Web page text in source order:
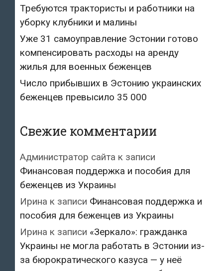
Требуются трактористы и работники на
уборку клубники и малины
Уже 31 самоуправление Эстонии готово
компенсировать расходы на аренду
жилья для военных беженцев
Число прибывших в Эстонию украинских
беженцев превысило 35 000
Свежие комментарии
Администратор сайта к записи
Финансовая поддержка и пособия для
беженцев из Украины
Ирина к записи Финансовая поддержка и
пособия для беженцев из Украины
Ирина к записи «Зеркало»: гражданка
Украины не могла работать в Эстонии из-
за бюрократического казуса — у неё